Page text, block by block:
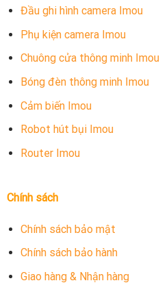
Đầu ghi hình camera Imou
Phụ kiện camera Imou
Chuông cửa thông minh Imou
Bóng đèn thông minh Imou
Cảm biến Imou
Robot hút bụi Imou
Router Imou
Chính sách
Chính sách bảo mật
Chính sách bảo hành
Giao hàng & Nhận hàng